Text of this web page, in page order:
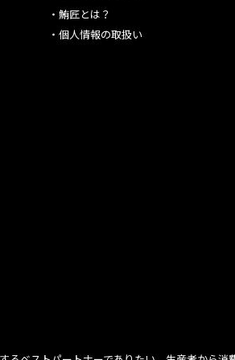
・鮪匠とは？
・個人情報の取扱い